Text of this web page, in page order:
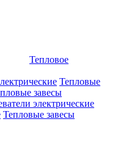
Тепловое
Тепловые
завесы
электрические
Тепловые завесы